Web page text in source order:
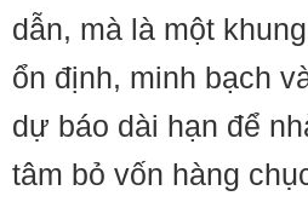
dẫn, mà là một
ổn định, minh bạch
dự báo dài hạn để
tâm bỏ vốn hàng